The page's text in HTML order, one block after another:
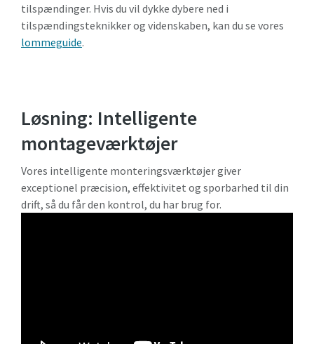
tilspændinger. Hvis du vil dykke dybere ned i
tilspændingsteknikker og videnskaben, kan du se vores
lommeguide.
Løsning: Intelligente
montageværktøjer
Vores intelligente monteringsværktøjer giver
exceptionel præcision, effektivitet og sporbarhed til din
drift, så du får den kontrol, du har brug for.